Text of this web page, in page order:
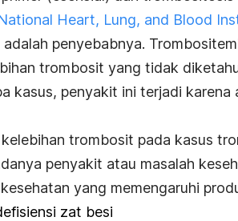
Heart, Lung, and Blood
penyebabnya.
trombosit yang tidak
kasus, penyakit ini terjadi
trombosit pada kasus
penyakit atau masalah
yang memengaruhi
zat besi